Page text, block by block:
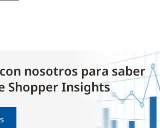
nosotros para saber
Shopper Insights